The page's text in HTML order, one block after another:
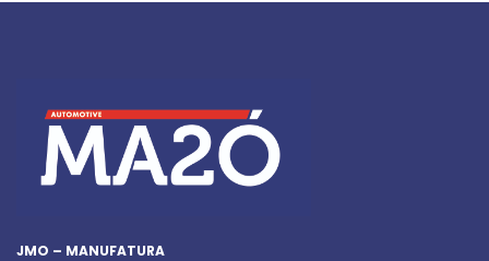
JMO – MANUFATURA